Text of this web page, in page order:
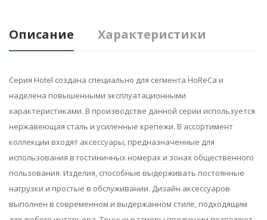
Описание Характеристики
Серия Hotel создана специально для сегмента HoReCa и
наделена повышенными эксплуатационными
характеристиками. В производстве данной серии используется
нержавеющая сталь и усиленные крепежи. В ассортимент
коллекции входят аксессуары, предназначенные для
использования в гостиничных номерах и зонах общественного
пользования. Изделия, способные выдерживать постоянные
нагрузки и простые в обслуживании. Дизайн аксессуаров
выполнен в современном и выдержанном стиле, подходящим